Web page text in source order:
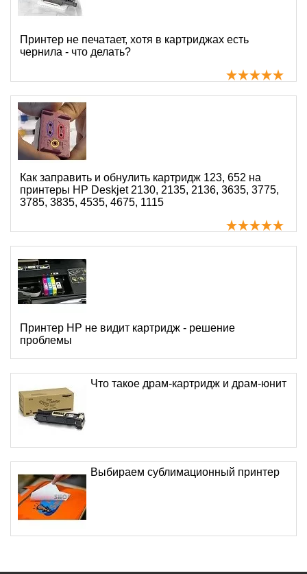
Принтер не печатает, хотя в картриджах есть
чернила - что делать?
Как заправить и обнулить картридж 123, 652 на
принтеры HP Deskjet 2130, 2135, 2136, 3635, 3775,
3785, 3835, 4535, 4675, 1115
Принтер HP не видит картридж - решение
проблемы
Что такое драм-картридж и драм-юнит
Выбираем сублимационный принтер